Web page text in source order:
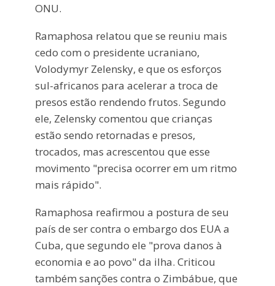
ONU.
Ramaphosa relatou que se reuniu mais
cedo com o presidente ucraniano,
Volodymyr Zelensky, e que os esforços
sul-africanos para acelerar a troca de
presos estão rendendo frutos. Segundo
ele, Zelensky comentou que crianças
estão sendo retornadas e presos,
trocados, mas acrescentou que esse
movimento "precisa ocorrer em um ritmo
mais rápido".
Ramaphosa reafirmou a postura de seu
país de ser contra o embargo dos EUA a
Cuba, que segundo ele "prova danos à
economia e ao povo" da ilha. Criticou
também sanções contra o Zimbábue, que